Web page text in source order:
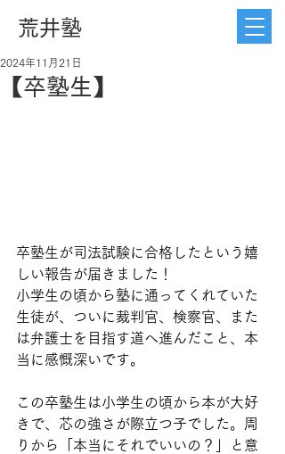
荒井塾
【卒塾生】
2024年11月21日
卒塾生が司法試験に合格したという嬉
しい報告が届きました！
小学生の頃から塾に通ってくれていた
生徒が、ついに裁判官、検察官、また
は弁護士を目指す道へ進んだこと、本
当に感慨深いです。
この卒塾生は小学生の頃から本が大好
きで、芯の強さが際立つ子でした。周
りから「本当にそれでいいの？」と意